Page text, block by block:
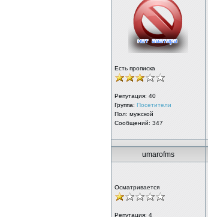
Есть прописка
Репутация: 40
Группа: Посетители
Пол: мужской
Сообщений: 347
umarofms
Осматривается
Репутация: 4